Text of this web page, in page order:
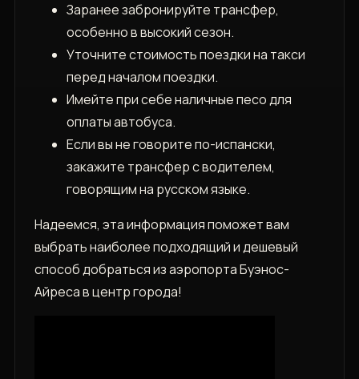
Заранее забронируйте трансфер,
особенно в высокий сезон.
Уточните стоимость поездки на такси
перед началом поездки.
Имейте при себе наличные песо для
оплаты автобуса.
Если вы не говорите по-испански,
закажите трансфер с водителем,
говорящим на русском языке.
Надеемся, эта информация поможет вам
выбрать наиболее подходящий и дешевый
способ добраться из аэропорта Буэнос-
Айреса в центр города!